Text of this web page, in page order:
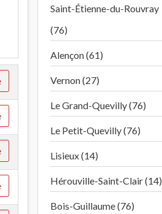
Saint-Étienne-du-Rouvray
(76)
Alençon (61)
Vernon (27)
Le Grand-Quevilly (76)
Le Petit-Quevilly (76)
Lisieux (14)
Hérouville-Saint-Clair (14)
Bois-Guillaume (76)